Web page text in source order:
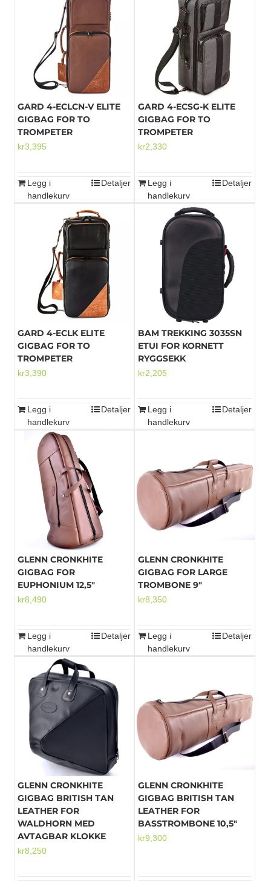
GARD 4-ECLCN-V ELITE
GIGBAG FOR TO
TROMPETER
kr3,395
Legg i
handlekurv
Detaljer
GARD 4-ECSG-K ELITE
GIGBAG FOR TO
TROMPETER
kr2,330
Legg i
handlekurv
Detaljer
GARD 4-ECLK ELITE
GIGBAG FOR TO
TROMPETER
kr3,390
Legg i
handlekurv
Detaljer
BAM TREKKING 3035SN
ETUI FOR KORNETT
RYGGSEKK
kr2,205
Legg i
handlekurv
Detaljer
GLENN CRONKHITE
GIGBAG FOR
EUPHONIUM 12,5″
kr8,490
Legg i
handlekurv
Detaljer
GLENN CRONKHITE
GIGBAG FOR LARGE
TROMBONE 9″
kr8,350
Legg i
handlekurv
Detaljer
GLENN CRONKHITE
GIGBAG BRITISH TAN
LEATHER FOR
WALDHORN MED
AVTAGBAR KLOKKE
kr8,250
GLENN CRONKHITE
GIGBAG BRITISH TAN
LEATHER FOR
BASSTROMBONE 10,5″
kr9,300